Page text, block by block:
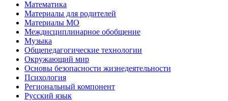
Математика
Материалы для родителей
Материалы МО
Междисциплинарное обобщение
Музыка
Общепедагогические технологии
Окружающий мир
Основы безопасности жизнедеятельности
Психология
Региональный компонент
Русский язык